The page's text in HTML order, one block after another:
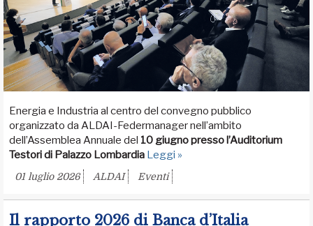
Energia e Industria al centro del convegno pubblico
organizzato da ALDAI-Federmanager nell’ambito
dell’Assemblea Annuale del 10 giugno presso l’Auditorium
Testori di Palazzo Lombardia Leggi »
01 luglio 2026 ALDAI Eventi
Il rapporto 2026 di Banca d’Italia